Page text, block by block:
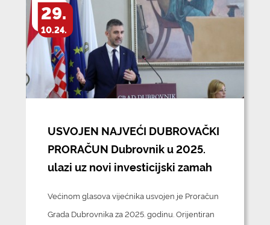
29.
10.24.
USVOJEN NAJVEĆI DUBROVAČKI
PRORAČUN Dubrovnik u 2025.
ulazi uz novi investicijski zamah
Većinom glasova vijećnika usvojen je Proračun
Grada Dubrovnika za 2025. godinu. Orijentiran